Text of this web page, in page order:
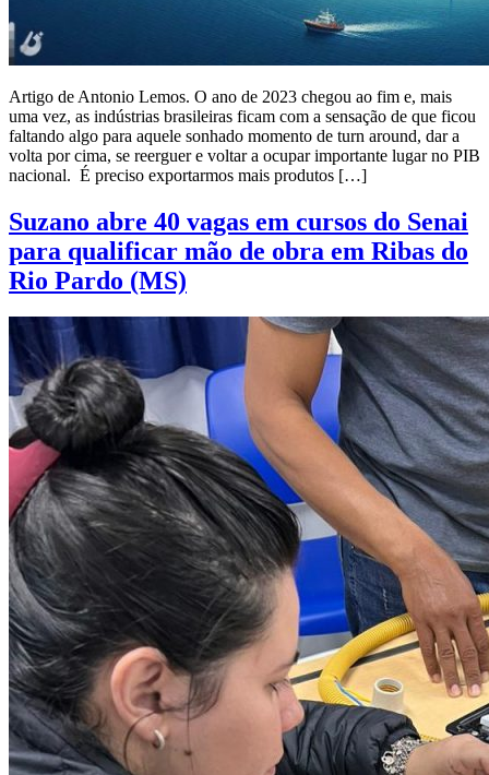
Artigo de Antonio Lemos. O ano de 2023 chegou ao fim e, mais
uma vez, as indústrias brasileiras ficam com a sensação de que ficou
faltando algo para aquele sonhado momento de turn around, dar a
volta por cima, se reerguer e voltar a ocupar importante lugar no PIB
nacional. É preciso exportarmos mais produtos […]
Suzano abre 40 vagas em cursos do Senai
para qualificar mão de obra em Ribas do
Rio Pardo (MS)